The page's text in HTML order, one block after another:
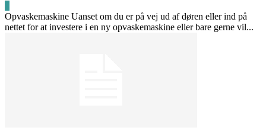
Opvaskemaskine Uanset om du er på vej ud af døren eller ind på
nettet for at investere i en ny opvaskemaskine eller bare gerne vil...